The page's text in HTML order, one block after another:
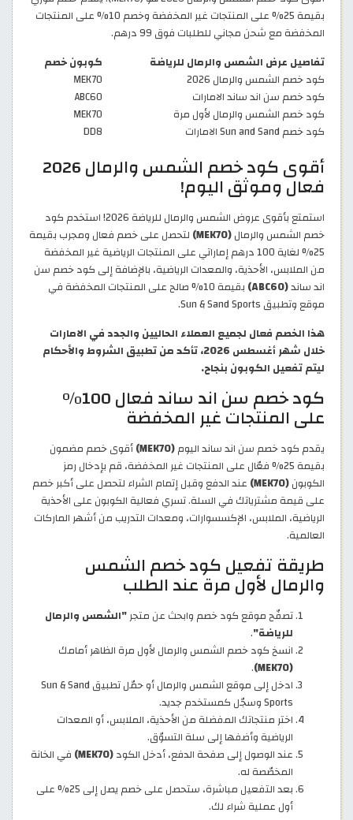
بقيمة 25% على المنتجات غير المخفضة وخصم 10% على المنتجات
المخفضة مع شحن مجاني للطلبات فوق 99 درهم.
تفاصيل عرض الشمس والرمال للرياضة
كوبون خصم
كود خصم الشمس والرمال 2026
MEK70
كود خصم سن اند ساند الامارات
ABC60
كود خصم الشمس والرمال لأول مرة
MEK70
كود خصم Sun and Sand الامارات
DD8
أقوى كود خصم الشمس والرمال 2026
فعال وموثق اليوم!
استمتع بأقوى عروض الشمس والرمال للرياضة 2026! استخدم كود
خصم الشمس والرمال(MEK70)
لتحصل على خصم فعال ومجرب بقيمة
25% لغاية 100 درهم إماراتي على المنتجات الرياضية غير المخفضة
من الملابس، الأحذية، والمعدات الرياضية، بالإضافة إلى كود خصم سن
اند ساند(ABC60)
بقيمة 10% صالح على المنتجات المخفضة في
موقع وتطبيق Sun & Sand Sports.
هذا الخصم فعال لجميع العملاء الحاليين والجدد في الامارات
خلال شهر أغسطس 2026، تأكد من تطبيق الشروط والأحكام
ليتم تفعيل الكوبون بنجاح.
كود خصم سن اند ساند فعال 100%
على المنتجات غير المخفضة
يقدم كود خصم سن اند ساند اليوم(MEK70)
أقوى خصم مضمون
بقيمة 25% فعّال على المنتجات غير المخفضة، قم بإدخال رمز
الكوبون(MEK70)
عند الدفع وقبل إتمام الشراء لتحصل على أكبر خصم
على قيمة مشترياتك في السلة. تسري فعالية الكوبون على الأحذية
الرياضية، الملابس، الإكسسوارات، ومعدات التدريب من أشهر الماركات
العالمية.
طريقة تفعيل كود خصم الشمس
والرمال لأول مرة عند الطلب
تصفّح موقع كود خصم وابحث عن متجر"الشمس والرمال
للرياضة".
انسخ كود خصم الشمس والرمال لأول مرة الظاهر أمامك
(MEK70)
.
ادخل إلى موقع الشمس والرمال أو حمّل تطبيق Sun & Sand
Sports وسجّل كمستخدم جديد.
اختر منتجاتك المفضلة من الأحذية، الملابس، أو المعدات
الرياضية وأضفها إلى سلة التسوّق.
عند الوصول إلى صفحة الدفع، أدخل الكود(MEK70)
في الخانة
المخصّصة له.
بعد التفعيل مباشرة، ستحصل على خصم يصل إلى 25% على
أول عملية شراء لك.